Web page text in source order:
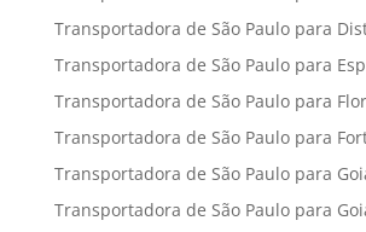
Transportadora de São Paulo para
Transportadora de São Paulo para
Transportadora de São Paulo para
Transportadora de São Paulo para
Transportadora de São Paulo para
Transportadora de São Paulo para